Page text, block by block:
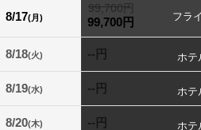
8/17(月)
99,700円
99,700円
8/18(火) --円
8/19(水) --円
8/20(木) --円